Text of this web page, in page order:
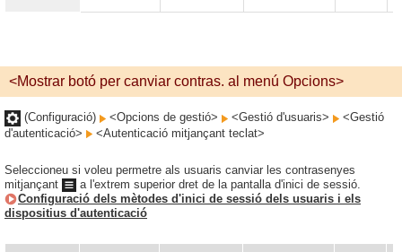
<Mostrar botó per canviar contras. al menú Opcions>
(Configuració) <Opcions de gestió> <Gestió d'usuaris>
<Gestió
d'autenticació>
<Autenticació mitjançant teclat>
Seleccioneu si voleu permetre als usuaris canviar les contrasenyes
mitjançant
a l'extrem superior dret de la pantalla d'inici de sessió.
Configuració dels mètodes d'inici de sessió dels usuaris i els
dispositius d'autenticació